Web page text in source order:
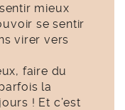
mieux
se sentir
virer vers
faire du
la
! Et c’est